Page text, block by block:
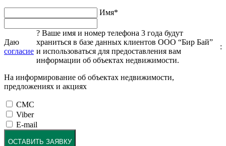
Имя*
Даю
согласие
? Ваше имя и номер телефона 3 года будут
храниться в базе данных клиентов ООО “Бир Бай”
и использоваться для предоставления вам
информации об объектах недвижимости.
:
На информирование об объектах недвижимости,
предложениях и акциях
СМС
Viber
E-mail
ОСТАВИТЬ ЗАЯВКУ